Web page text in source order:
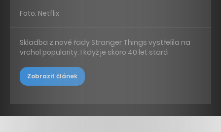
Foto: Netflix
Skladba z nové řady Stranger Things vystřelila na
vrchol popularity. I když je skoro 40 let stará
Zobrazit článek